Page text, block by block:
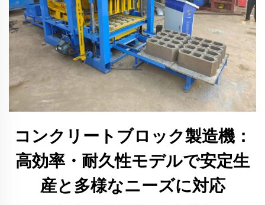
コンクリートブロック製造機：
高効率・耐久性モデルで安定生
産と多様なニーズに対応